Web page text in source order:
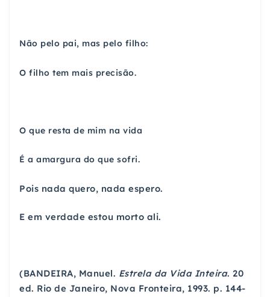
Não pelo pai, mas pelo filho:
O filho tem mais precisão.
O que resta de mim na vida
É a amargura do que sofri.
Pois nada quero, nada espero.
E em verdade estou morto ali.
(BANDEIRA, Manuel. Estrela da Vida Inteira. 20
ed. Rio de Janeiro, Nova Fronteira, 1993. p. 144-